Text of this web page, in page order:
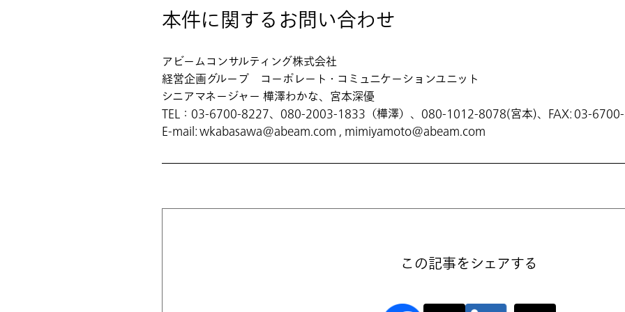
本件に関するお問い合わせ
アビームコンサルティング株式会社
経営企画グループ コーポレート・コミュニケーションユニット
シニアマネージャー 樺澤わかな、宮本深優
TEL：03-6700-8227、080-2003-1833（樺澤）、080-1012-8078(宮本)、FAX: 03-
E-mail: wkabasawa@abeam.com , mimiyamoto@abeam.com
この記事をシェアする